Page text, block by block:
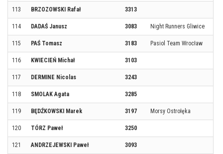
113 BRZOZOWSKI Rafał 3313
114 DADAŚ Janusz 3083 Night Runners Gliwice
115 PAŚ Tomasz 3183 Pasiol Team Wrocław
116 KWIECIEŃ Michał 3103
117 DERMINE Nicolas 3243
118 SMOLAK Agata 3285
119 BĘDŹKOWSKI Marek 3197 Morsy Ostrołęka
120 TÓRZ Paweł 3250
121 ANDRZEJEWSKI Paweł 3093